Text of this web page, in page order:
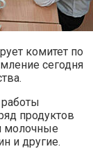
комитет по
сегодня
продуктов
молочные
и другие.